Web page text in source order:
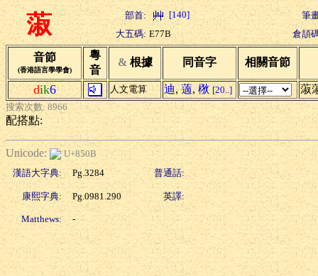
蔋 部首: [140]
筆
大五碼: E77B 倉頡
音節
(香港語言學學會)
粵
音
& 根據 同音字 相關音節
dik6 人文電算 迪, 藡, 梑 [20..] 蔋
搜索次數: 8966
配搭點:
Unicode:
U+850B
漢語大字典:
Pg.3284 普通話:
康熙字典: Pg.0981.290 英譯:
Matthews: -